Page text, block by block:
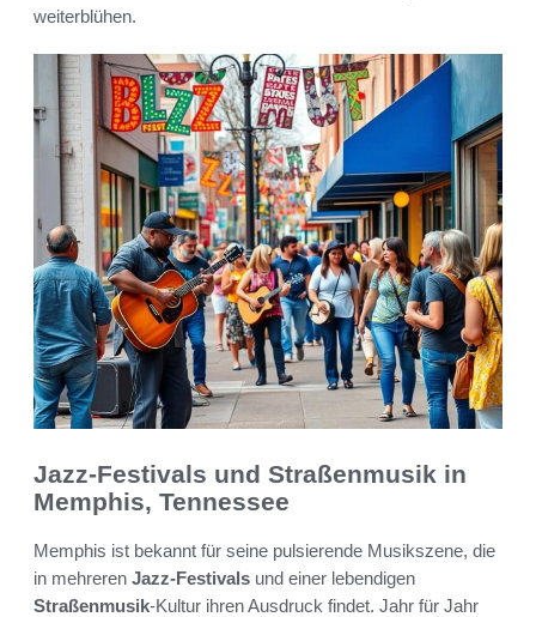
weiterblühen.
Jazz-Festivals und Straßenmusik in
Memphis, Tennessee
Memphis ist bekannt für seine pulsierende Musikszene, die
in mehreren Jazz-Festivals und einer lebendigen
Straßenmusik-Kultur ihren Ausdruck findet. Jahr für Jahr